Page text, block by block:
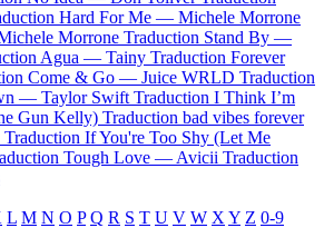
Hard For Me — Michele Morrone
Morrone Traduction Stand By —
Agua — Tainy Traduction Forever
Come & Go — Juice WRLD Traduction
— Taylor Swift Traduction I Think I’m
Gun Kelly) Traduction bad vibes forever
Traduction If You're Too Shy (Let Me
Tough Love — Avicii Traduction
L M N O P Q R S T U V W X Y Z 0-9